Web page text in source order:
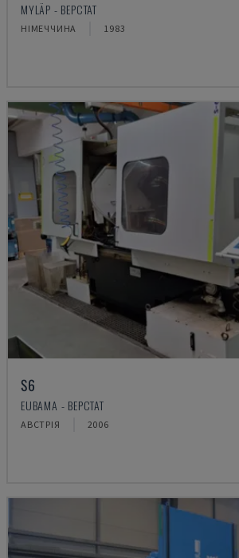
MYLÄP - ВЕРСТАТ
НІМЕЧЧИНА 1983
S6
EUBAMA - ВЕРСТАТ
АВСТРІЯ 2006